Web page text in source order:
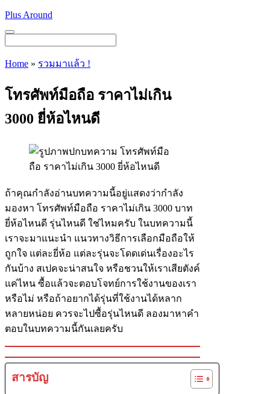
Skip
content
Plus Around
Menu
Home » รวมมาแล้ว !
โทรศัพท์มือถือ ราคาไม่เกิน
3000 ยี่ห้อไหนดี
ถ้าคุณกำลังอ่านบทความนี้อยู่แสดงว่ากำลัง
มองหา โทรศัพท์มือถือ ราคาไม่เกิน 3000 บาท
ยี่ห้อไหนดี รุ่นไหนดี ใช่ไหมครับ ในบทความนี้
เราจะมาแนะนำ แนวทางวิธีการเลือกมือถือให้
ถูกใจ แต่ละยี่ห้อ แต่ละรุ่นจะโดดเด่นเรื่องอะไร
กันบ้าง สเปคจะน่าสนใจ หรือชวนให้เราเสียตังค์
แค่ไหน ซื้อแล้วจะตอบโจทย์การใช้งานของเรา
หรือไม่ หรือถ้าอยากได้รุ่นที่ใช้งานได้หลาก
หลายหน่อย ควรจะไปซื้อรุ่นไหนดี ลองมาหาคำ
ตอบในบทความนี้กันเลยครับ
สารบัญ